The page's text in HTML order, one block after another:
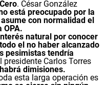
. César González
está preocupado por la
con normalidad el
OPA.
natural por conocer
el no haber alcanzado
pesimistas tendría
presidente Carlos Torres
dimisiones.
esta larga operación es